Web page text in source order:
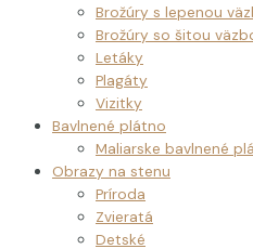
Brožúry s lepenou
Brožúry so šitou
Letáky
Plagáty
Vizitky
Bavlnené plátno
Maliarske bavlnené
Obrazy na stenu
Príroda
Zvieratá
Detské